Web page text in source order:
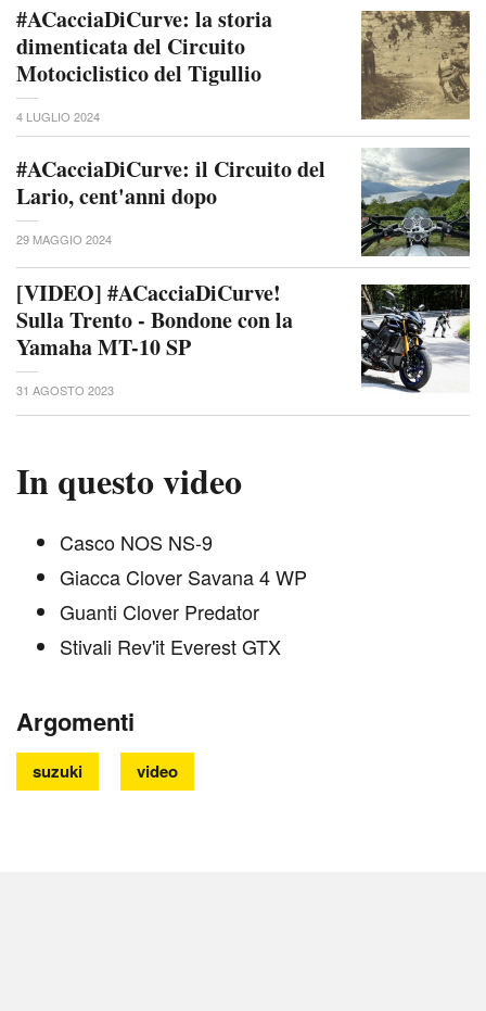
#ACacciaDiCurve: la storia
dimenticata del Circuito
Motociclistico del Tigullio
4 LUGLIO 2024
#ACacciaDiCurve: il Circuito del
Lario, cent'anni dopo
29 MAGGIO 2024
[VIDEO] #ACacciaDiCurve!
Sulla Trento - Bondone con la
Yamaha MT-10 SP
31 AGOSTO 2023
In questo video
Casco NOS NS-9
Giacca Clover Savana 4 WP
Guanti Clover Predator
Stivali Rev'it Everest GTX
Argomenti
suzuki video